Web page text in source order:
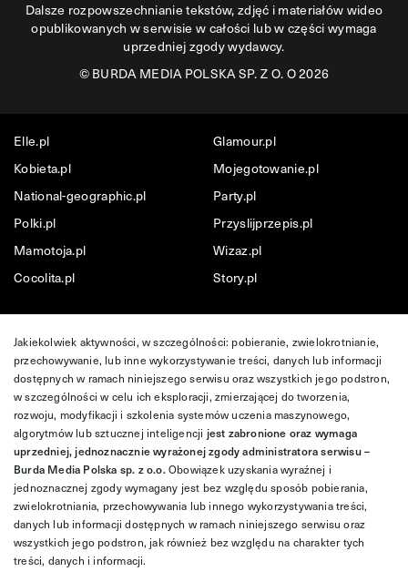
Dalsze rozpowszechnianie tekstów, zdjęć i materiałów wideo
opublikowanych w serwisie w całości lub w części wymaga
uprzedniej zgody wydawcy.
©BURDA MEDIA POLSKA SP. Z O. O 2026
Elle.pl
Glamour.pl
Kobieta.pl
Mojegotowanie.pl
National-geographic.pl
Party.pl
Polki.pl
Przyslijprzepis.pl
Mamotoja.pl
Wizaz.pl
Cocolita.pl
Story.pl
Jakiekolwiek aktywności, w szczególności: pobieranie, zwielokrotnianie,
przechowywanie, lub inne wykorzystywanie treści, danych lub informacji
dostępnych w ramach niniejszego serwisu oraz wszystkich jego podstron,
w szczególności w celu ich eksploracji, zmierzającej do tworzenia,
rozwoju, modyfikacji i szkolenia systemów uczenia maszynowego,
algorytmów lub sztucznej inteligencji jest zabronione oraz wymaga
uprzedniej, jednoznacznie wyrażonej zgody administratora serwisu –
Burda Media Polska sp. z o.o.Obowiązek uzyskania wyraźnej i
jednoznacznej zgody wymagany jest bez względu sposób pobierania,
zwielokrotniania, przechowywania lub innego wykorzystywania treści,
danych lub informacji dostępnych w ramach niniejszego serwisu oraz
wszystkich jego podstron, jak również bez względu na charakter tych
treści, danych i informacji.